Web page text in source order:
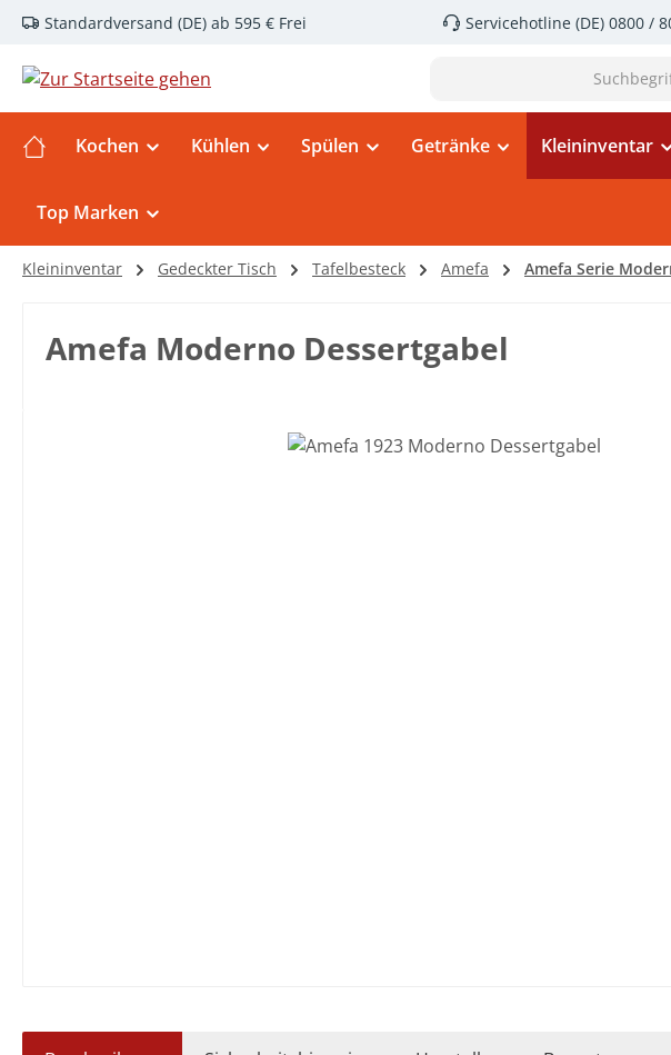
Hauptinhalt springen
Zur Suche springen
Zur Hauptnavigation springen
Standardversand (DE) ab 595 € Frei Servicehotline (DE) 0800 /
Kochen Kühlen Spülen Getränke Kleininventar
Top Marken
Kleininventar Gedeckter Tisch Tafelbesteck Amefa Amefa Serie
Amefa Moderno Dessertgabel